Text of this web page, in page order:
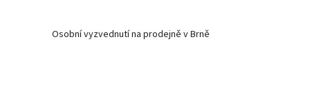
Osobní vyzvednutí na prodejně v Brně